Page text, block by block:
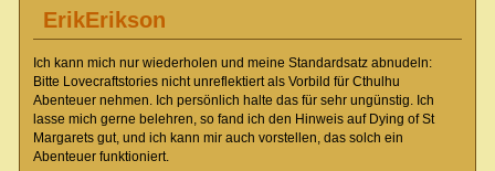
ErikErikson
Ich kann mich nur wiederholen und meine Standardsatz abnudeln:
Bitte Lovecraftstories nicht unreflektiert als Vorbild für Cthulhu
Abenteuer nehmen. Ich persönlich halte das für sehr ungünstig. Ich
lasse mich gerne belehren, so fand ich den Hinweis auf Dying of St
Margarets gut, und ich kann mir auch vorstellen, das solch ein
Abenteuer funktioniert.